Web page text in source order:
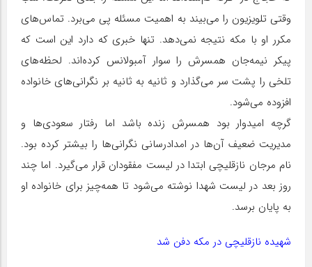
وقتی تلویزیون را می‌بیند به اهمیت مسئله پی می‌برد. تماس‌های
مکرر او با مکه نتیجه نمی‌دهد. تنها خبری که دارد این است که
پیکر نیمه‌جان همسرش را سوار آمبولانس کرده‌اند. لحظه‌های
تلخی را پشت سر می‌گذارد و ثانیه به ثانیه بر نگرانی‌های خانواده
افزوده می‌شود.
گرچه امیدوار بود همسرش زنده باشد اما رفتار سعودی‌ها و
مدیریت ضعیف آن‌ها در امدادرسانی نگرانی‌ها را بیشتر کرده بود.
نام مرجان نازقلیچی ابتدا در لیست مفقودان قرار می‌گیرد. اما چند
روز بعد در لیست شهدا نوشته می‌شود تا همه‌چیز برای خانواده او
به پایان برسد.
شهیده نازقلیچی در مکه دفن شد